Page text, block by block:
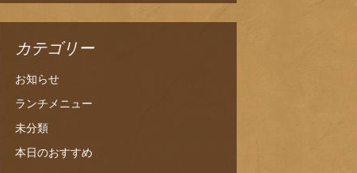
カテゴリー
お知らせ
ランチメニュー
未分類
本日のおすすめ